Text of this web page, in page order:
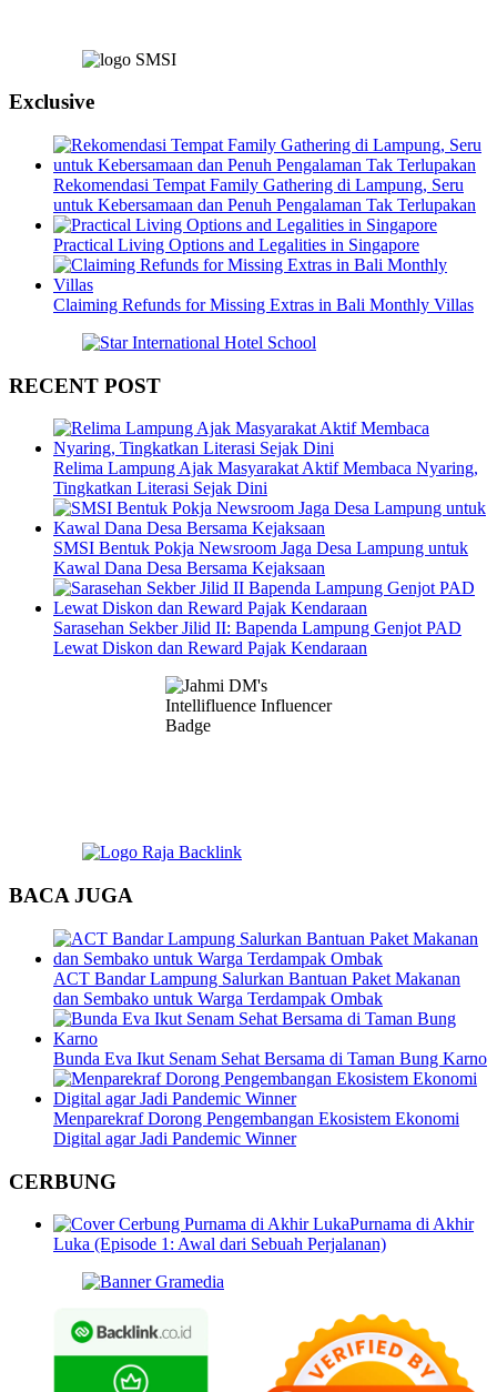
Exclusive
Rekomendasi Tempat Family Gathering di Lampung, Seru
untuk Kebersamaan dan Penuh Pengalaman Tak Terlupakan
Practical Living Options and Legalities in Singapore
Claiming Refunds for Missing Extras in Bali Monthly Villas
RECENT POST
Relima Lampung Ajak Masyarakat Aktif Membaca Nyaring,
Tingkatkan Literasi Sejak Dini
SMSI Bentuk Pokja Newsroom Jaga Desa Lampung untuk
Kawal Dana Desa Bersama Kejaksaan
Sarasehan Sekber Jilid II: Bapenda Lampung Genjot PAD
Lewat Diskon dan Reward Pajak Kendaraan
BACA JUGA
ACT Bandar Lampung Salurkan Bantuan Paket Makanan
dan Sembako untuk Warga Terdampak Ombak
Bunda Eva Ikut Senam Sehat Bersama di Taman Bung Karno
Menparekraf Dorong Pengembangan Ekosistem Ekonomi
Digital agar Jadi Pandemic Winner
CERBUNG
Purnama di Akhir
Luka (Episode 1: Awal dari Sebuah Perjalanan)